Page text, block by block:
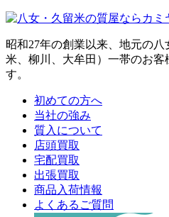
昭和27年の創業以来、地元の
米、柳川、大牟田）一帯のお客
す。
初めての方へ
当社の強み
質入について
店頭買取
宅配買取
出張買取
商品入荷情報
よくあるご質問